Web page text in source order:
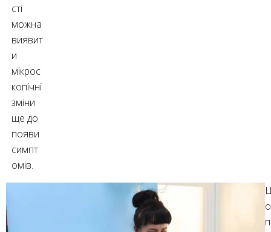
сті
можна
виявит
и
мікрос
копічні
зміни
ще до
появи
симпт
омів.